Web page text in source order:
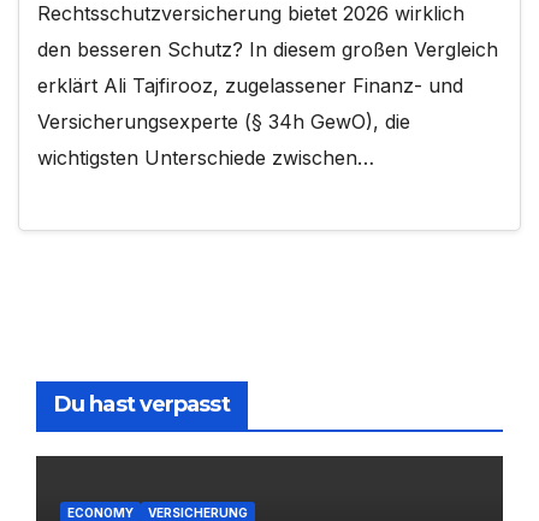
Rechtsschutzversicherung bietet 2026 wirklich
den besseren Schutz? In diesem großen Vergleich
erklärt Ali Tajfirooz, zugelassener Finanz- und
Versicherungsexperte (§ 34h GewO), die
wichtigsten Unterschiede zwischen…
Du hast verpasst
ECONOMY VERSICHERUNG